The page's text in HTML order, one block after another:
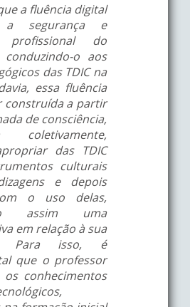
a fluência digital
a segurança e
profissional do
o aos
das TDIC na
essa fluência
construída a partir
de consciência,
coletivamente,
das TDIC
culturais
e depois
o uso delas,
assim uma
em relação à sua
Para isso, é
que o professor
os conhecimentos